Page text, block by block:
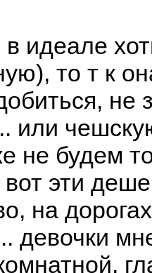
в идеале
то т к
не
или
не будем
эти
на
девочки